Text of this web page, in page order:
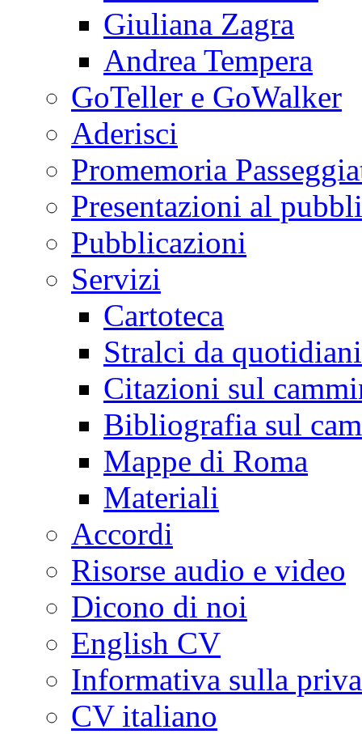
Giuliana Zagra
Andrea Tempera
GoTeller e GoWalker
Aderisci
Promemoria
Presentazioni al
Pubblicazioni
Servizi
Cartoteca
Stralci da
Citazioni sul
Bibliografia sul
Mappe di Roma
Materiali
Accordi
Risorse audio e video
Dicono di noi
English CV
Informativa sulla
CV italiano